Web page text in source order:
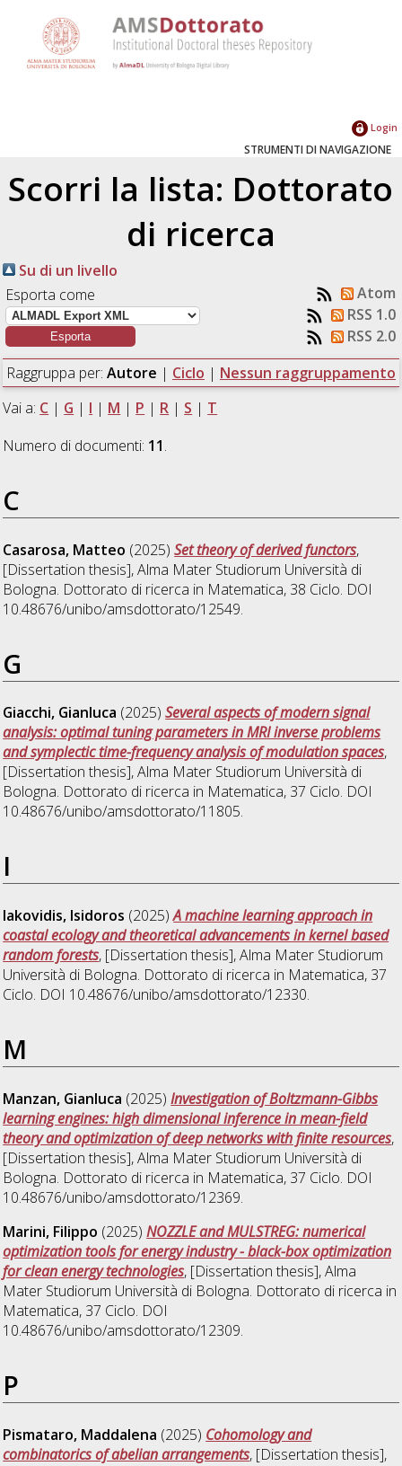
Login
STRUMENTI DI NAVIGAZIONE
Scorri la lista: Dottorato
di ricerca
Su di un livello
Esporta come
Atom
RSS 1.0
RSS 2.0
Raggruppa per: Autore | Ciclo | Nessun raggruppamento
Vai a: C | G | I | M | P | R | S | T
Numero di documenti: 11.
C
Casarosa, Matteo (2025)Set theory of derived functors,
[Dissertation thesis], Alma Mater Studiorum Università di
Bologna. Dottorato di ricerca in Matematica, 38 Ciclo. DOI
10.48676/unibo/amsdottorato/12549.
G
Giacchi, Gianluca (2025)Several aspects of modern signal
analysis: optimal tuning parameters in MRI inverse problems
and symplectic time-frequency analysis of modulation spaces,
[Dissertation thesis], Alma Mater Studiorum Università di
Bologna. Dottorato di ricerca in Matematica, 37 Ciclo. DOI
10.48676/unibo/amsdottorato/11805.
I
Iakovidis, Isidoros (2025)A machine learning approach in
coastal ecology and theoretical advancements in kernel based
random forests, [Dissertation thesis], Alma Mater Studiorum
Università di Bologna. Dottorato di ricerca in Matematica, 37
Ciclo. DOI 10.48676/unibo/amsdottorato/12330.
M
Manzan, Gianluca (2025)Investigation of Boltzmann-Gibbs
learning engines: high dimensional inference in mean-field
theory and optimization of deep networks with finite resources,
[Dissertation thesis], Alma Mater Studiorum Università di
Bologna. Dottorato di ricerca in Matematica, 37 Ciclo. DOI
10.48676/unibo/amsdottorato/12369.
Marini, Filippo (2025)NOZZLE and MULSTREG: numerical
optimization tools for energy industry - black-box optimization
for clean energy technologies, [Dissertation thesis], Alma
Mater Studiorum Università di Bologna. Dottorato di ricerca in
Matematica, 37 Ciclo. DOI
10.48676/unibo/amsdottorato/12309.
P
Pismataro, Maddalena (2025) Cohomology and
combinatorics of abelian arrangements, [Dissertation thesis],